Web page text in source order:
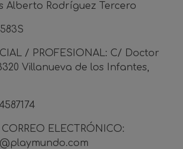
Alberto Rodríguez Tercero
/ PROFESIONAL: C/ Doctor
Villanueva de los Infantes,
ELECTRÓNICO: